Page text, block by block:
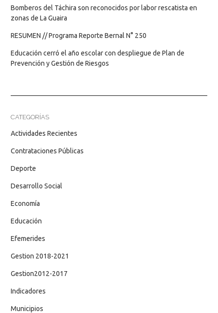
Bomberos del Táchira son reconocidos por labor rescatista en
zonas de La Guaira
RESUMEN // Programa Reporte Bernal N° 250
Educación cerró el año escolar con despliegue de Plan de
Prevención y Gestión de Riesgos
CATEGORÍAS
Actividades Recientes
Contrataciones Públicas
Deporte
Desarrollo Social
Economía
Educación
Efemerides
Gestion 2018-2021
Gestion2012-2017
Indicadores
Municipios